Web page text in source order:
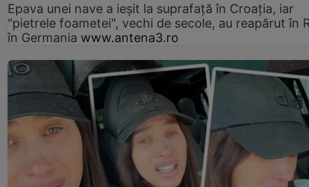
Epava unei nave a ieșit la suprafață în Croația, iar
"pietrele foametei", vechi de secole, au reapărut în
în Germania www.antena3.ro